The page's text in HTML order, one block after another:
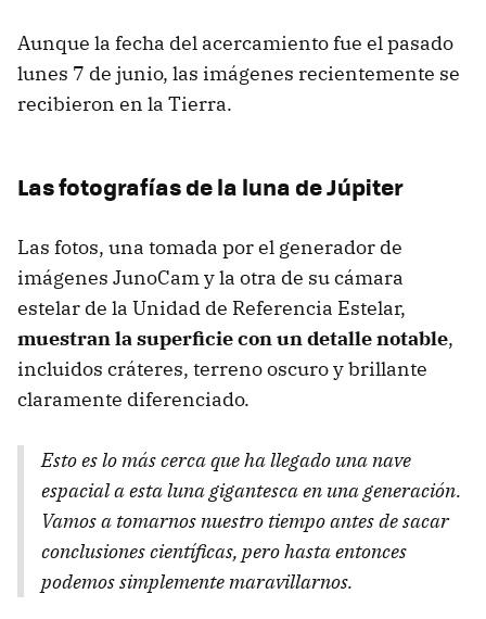
Aunque la fecha del acercamiento fue el pasado
lunes 7 de junio, las imágenes recientemente se
recibieron en la Tierra.
Las fotografías de la luna de Júpiter
Las fotos, una tomada por el generador de
imágenes JunoCam y la otra de su cámara
estelar de la Unidad de Referencia Estelar,
muestran la superficie con un detalle notable,
incluidos cráteres, terreno oscuro y brillante
claramente diferenciado.
Esto es lo más cerca que ha llegado una nave
espacial a esta luna gigantesca en una generación.
Vamos a tomarnos nuestro tiempo antes de sacar
conclusiones científicas, pero hasta entonces
podemos simplemente maravillarnos.